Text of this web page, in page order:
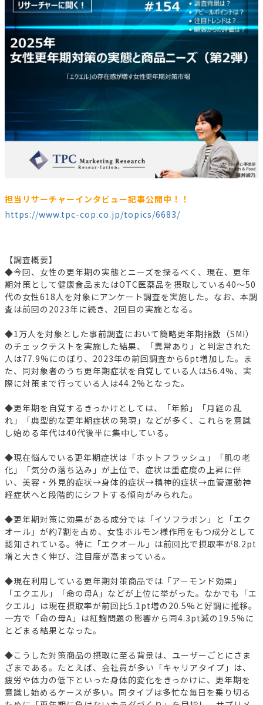
担当リサーチャーインタビュー記事公開中！！
https://www.tpc-cop.co.jp/topics/6683/
【調査概要】
◆今回、女性の更年期の実態とニーズを探るべく、現在、更年
期対策として健康食品またはOTC医薬品を摂取している40～50
代の女性618人を対象にアンケート調査を実施した。なお、本調
査は前回の2023年に続き、2回目の実施となる。
◆1万人を対象とした事前調査において簡略更年期指数（SMI）
のチェックテストを実施した結果、「異常あり」と判定された
人は77.9%にのぼり、2023年の前回調査から6pt増加した。ま
た、同対象者のうち更年期症状を自覚している人は56.4%、実
際に対策まで行っている人は44.2%となった。
◆更年期を自覚するきっかけとしては、「年齢」「月経の乱
れ」「典型的な更年期症状の発現」などが多く、これらを意識
し始める年代は40代後半に集中している。
◆現在悩んでいる更年期症状は「ホットフラッシュ」「肌の老
化」「気分の落ち込み」が上位で、症状は重症度の上昇に伴
い、美容・外見的症状→身体的症状→精神的症状→血管運動神
経症状へと段階的にシフトする傾向がみられた。
◆更年期対策に効果がある成分では「イソフラボン」と「エク
オール」が約7割を占め、女性ホルモン様作用をもつ成分として
認知されている。特に「エクオール」は前回比で摂取率が8.2pt
増と大きく伸び、注目度が高まっている。
◆現在利用している更年期対策商品では「アーモンド効果」
「エクエル」「命の母A」などが上位に挙がった。なかでも「エ
クエル」は現在摂取率が前回比5.1pt増の20.5%と好調に推移。
一方で「命の母A」は紅麹問題の影響から同4.3pt減の19.5%に
とどまる結果となった。
◆こうした対策商品の摂取に至る背景は、ユーザーごとにさま
ざまである。たとえば、会社員が多い「キャリアタイプ」は、
疲労や体力の低下といった身体的変化をきっかけに、更年期を
意識し始めるケースが多い。同タイプは多忙な毎日を乗り切る